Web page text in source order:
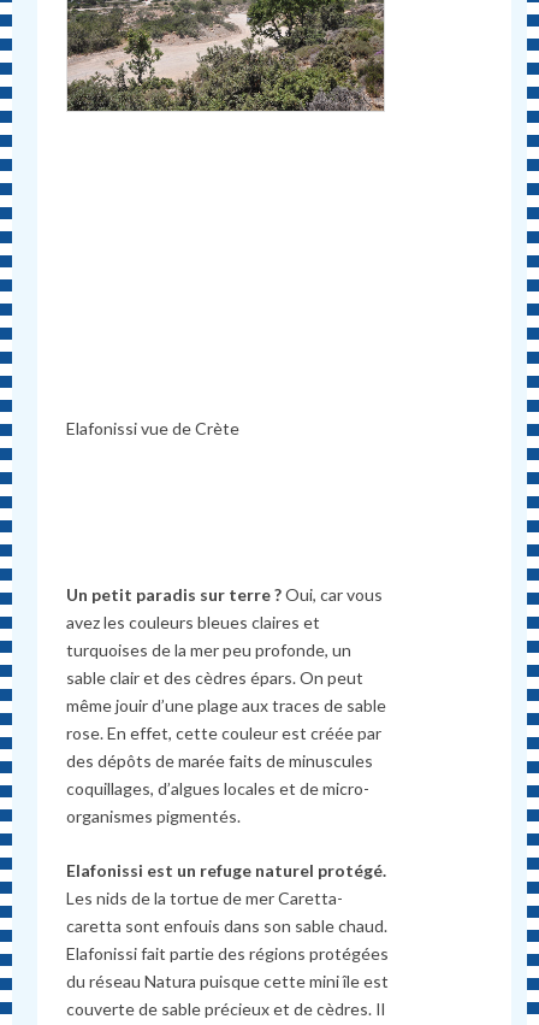
Elafonissi vue de Crète
Un petit paradis sur terre ?Oui, car vous
avez les couleurs bleues claires et
turquoises de la mer peu profonde, un
sable clair et des cèdres épars. On peut
même jouir d’une plage aux traces de sable
rose.En effet, cette couleur est créée par
des dépôts de marée faits de minuscules
coquillages, d’algues locales et de micro-
organismes pigmentés.
Elafonissi est un refuge naturel protégé.
Les nids de la tortue de mer Caretta-
caretta sont enfouis dans son sable chaud.
Elafonissi fait partie des régions protégées
du réseau Natura puisque cette mini île est
couverte de sable précieux et de cèdres. Il